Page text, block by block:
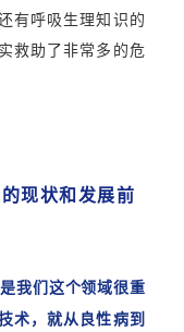
有呼吸生理知识的
救助了非常多的危
现状和发展前
我们这个领域很重
术，就从良性病到